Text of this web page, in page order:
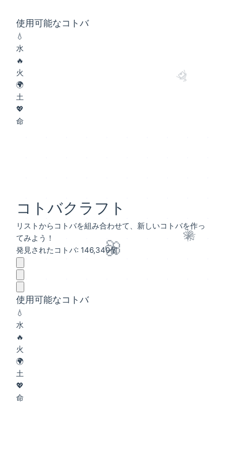
使用可能なコトバ
💧
水
🔥
火
🌍
土
💖
命
🎪
🌸 🐝
コトバクラフト
リストからコトバを組み合わせて、新しいコトバを作っ
てみよう！
発見されたコトバ: 146,340個
使用可能なコトバ
💧
水
🔥
火
🌍
土
💖
命